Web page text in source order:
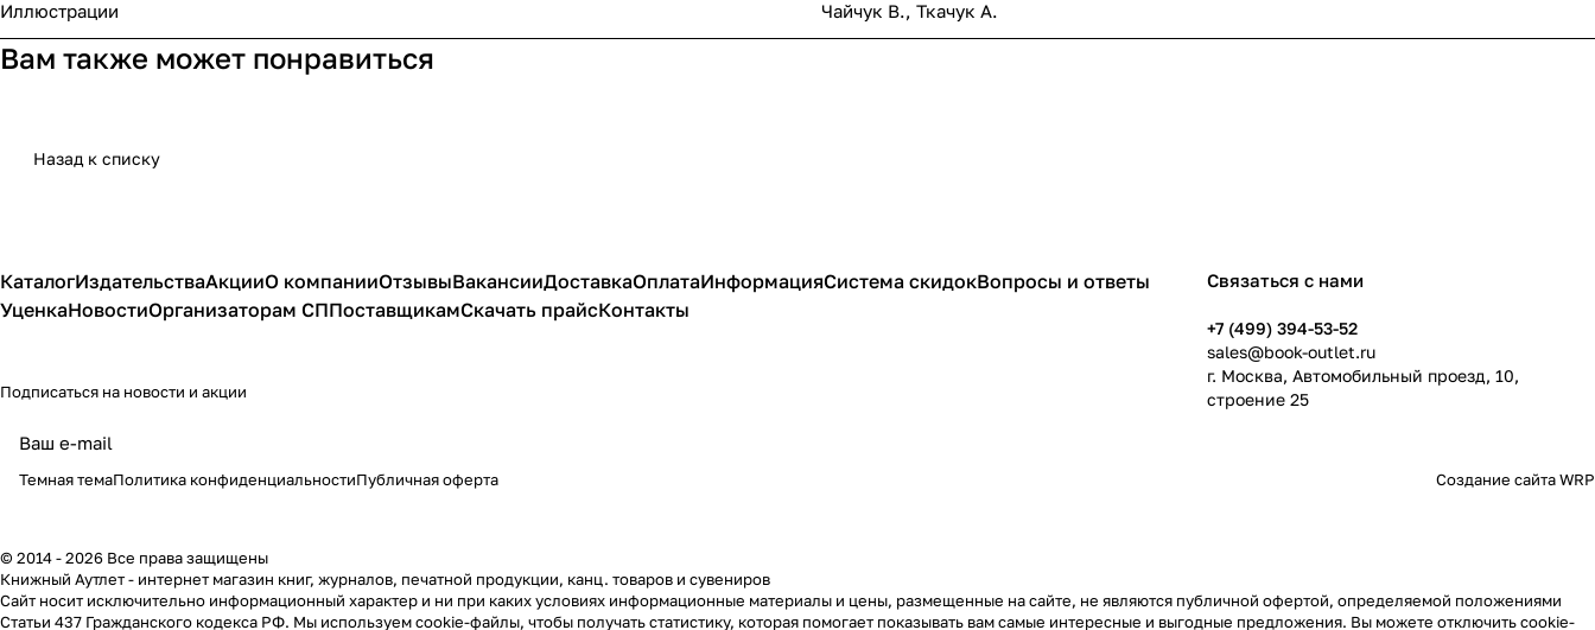
Иллюстрации Чайчук В., Ткачук А.
Вам также может понравиться
Назад к списку
КаталогИздательстваАкцииО компанииОтзывыВакансииДоставкаОплатаИнформацияСистема скидокВопросы и ответы
УценкаНовостиОрганизаторам СППоставщикамСкачать прайсКонтакты
Подписаться на новости и акции
Связаться с нами
+7 (499) 394-53-52
sales@book-outlet.ru
г. Москва, Автомобильный проезд, 10,
строение 25
Темная темаПолитика конфиденциальностиПубличная оферта Создание сайтаWRP
© 2014 - 2026 Все права защищены
Книжный Аутлет - интернет магазин книг, журналов, печатной продукции, канц. товаров и сувениров
Cайт носит исключительно информационный характер и ни при каких условиях информационные материалы и цены, размещенные на сайте, не являются публичной офертой, определяемой положениями
Статьи 437 Гражданского кодекса РФ. Мы используем cookie-файлы, чтобы получать статистику, которая помогает показывать вам самые интересные и выгодные предложения. Вы можете отключить cookie-